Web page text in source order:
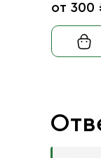
от 300